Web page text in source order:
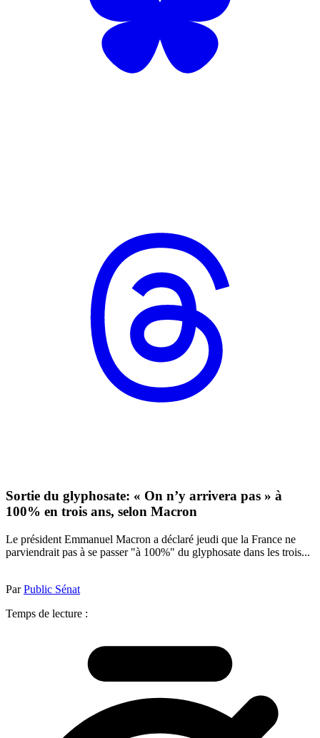
Sortie du glyphosate: « On n’y arrivera pas » à
100% en trois ans, selon Macron
Le président Emmanuel Macron a déclaré jeudi que la France ne
parviendrait pas à se passer "à 100%" du glyphosate dans les trois...
ParPublic Sénat
Temps de lecture :